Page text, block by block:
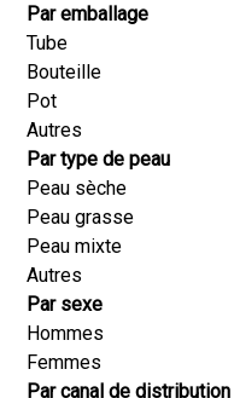
Par emballage
Tube
Bouteille
Pot
Autres
Par type de peau
Peau sèche
Peau grasse
Peau mixte
Autres
Par sexe
Hommes
Femmes
Par canal de distribution